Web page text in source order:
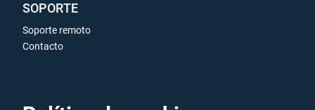
SOPORTE
Soporte remoto
Contacto